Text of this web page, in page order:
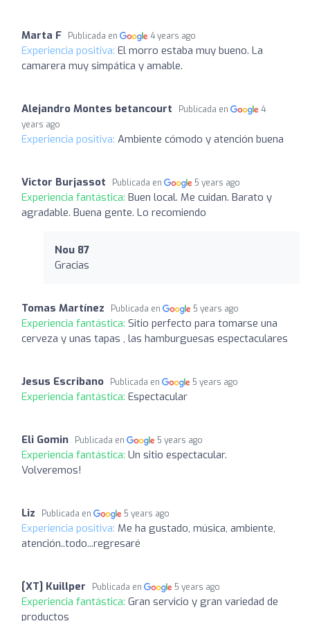
Marta F Publicada en 4 years ago
Experiencia positiva: El morro estaba muy bueno. La
camarera muy simpática y amable.
Alejandro Montes betancourt Publicada en
4
years ago
Experiencia positiva: Ambiente cómodo y atención buena
Victor Burjassot Publicada en 5 years ago
Experiencia fantástica: Buen local. Me cuidan. Barato y
agradable. Buena gente. Lo recomiendo
Nou 87
Gracias
Tomas Martínez Publicada en 5 years ago
Experiencia fantástica: Sitio perfecto para tomarse una
cerveza y unas tapas , las hamburguesas espectaculares
Jesus Escribano Publicada en 5 years ago
Experiencia fantástica: Espectacular
Eli Gomin Publicada en 5 years ago
Experiencia fantástica: Un sitio espectacular.
Volveremos!
Liz Publicada en 5 years ago
Experiencia positiva: Me ha gustado, música, ambiente,
atención..todo...regresaré
[XT] Kuillper Publicada en 5 years ago
Experiencia fantástica: Gran servicio y gran variedad de
productos